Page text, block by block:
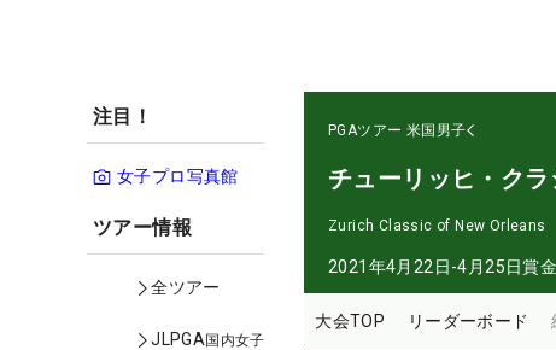
注目！
女子プロ写真館
ツアー情報
全ツアー
JLPGA国内女子
PGAツアー 米国男子
チューリッヒ・ク
Zurich Classic of New Orleans
2021年4月22日-4月25日賞
大会TOP リーダーボード